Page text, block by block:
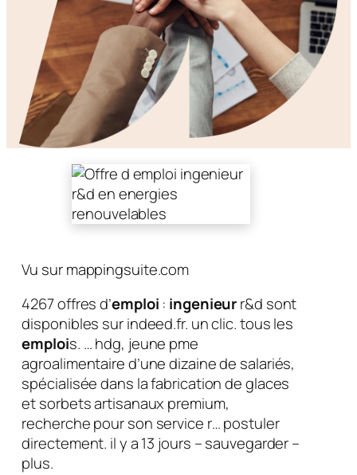
Vu sur mappingsuite.com
4267 offres d’emploi : ingenieurr&d sont
disponibles sur indeed.fr. un clic. tous les
emplois. … hdg, jeune pme
agroalimentaire d’une dizaine de salariés,
spécialisée dans la fabrication de glaces
et sorbets artisanaux premium,
recherche pour son service r… postuler
directement. il y a 13 jours – sauvegarder –
plus.